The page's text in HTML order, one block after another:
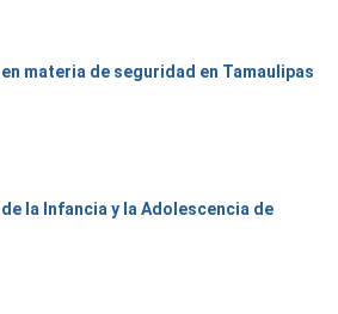
materia de seguridad en Tamaulipas
la Infancia y la Adolescencia de